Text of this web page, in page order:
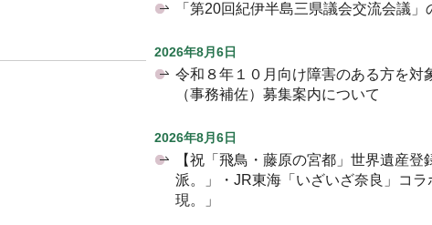
「第20回紀伊半島三県議会交流会議
2026年8月6日
令和８年１０月向け障害のある方を対
（事務補佐）募集案内について
2026年8月6日
【祝「飛鳥・藤原の宮都」世界遺産
派。」・JR東海「いざいざ奈良」コ
現。」